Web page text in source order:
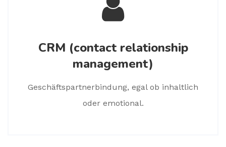
CRM (contact relationship
management)
Geschäftspartnerbindung, egal ob inhaltlich
oder emotional.